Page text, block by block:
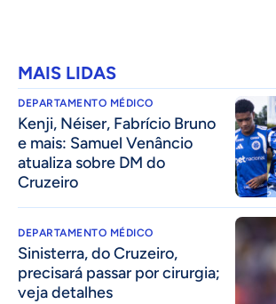
MAIS LIDAS
DEPARTAMENTO MÉDICO
Kenji, Néiser, Fabrício Bruno
e mais: Samuel Venâncio
atualiza sobre DM do
Cruzeiro
DEPARTAMENTO MÉDICO
Sinisterra, do Cruzeiro,
precisará passar por cirurgia;
veja detalhes